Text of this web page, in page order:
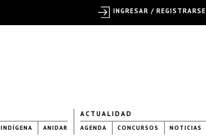
INDÍGENA ANIDAR
ACTUALIDAD
AGENDA CONCURSOS NOTICIAS
INGRESAR / REGISTRARSE